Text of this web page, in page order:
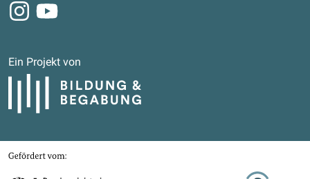
Instagram
Youtube
Ein Projekt von
Bildung und Begabung
Gefördert von
Bundesministerium für Bildung, Familie, Senioren, Frauen und Jugend